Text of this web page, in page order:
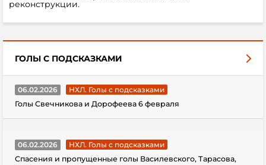
реконструкции.
ГОЛЫ С ПОДСКАЗКАМИ
06.02.2026
НХЛ. Голы с подсказками
Голы Свечникова и Дорофеева 6 февраля
06.02.2026
НХЛ. Голы с подсказками
Спасения и пропущенные голы Василевского, Тарасова,